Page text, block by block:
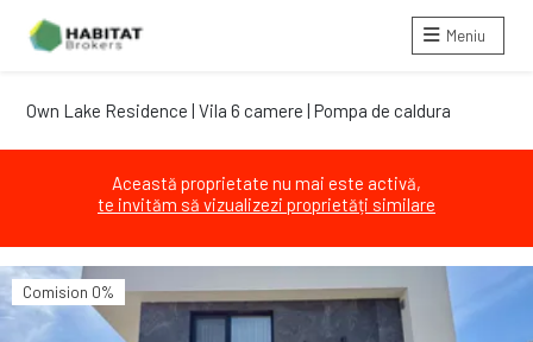
Meniu
Own Lake Residence | Vila 6 camere | Pompa de caldura
Această proprietate nu mai este activă,
te invităm să vizualizezi proprietăți similare
Comision 0%